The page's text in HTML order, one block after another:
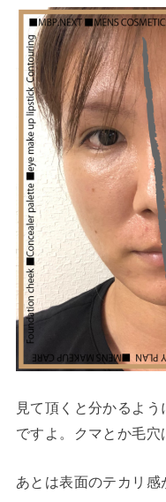
見て頂くと分かるよ
ですよ。クマとか毛穴
あとは表面のテカリ感